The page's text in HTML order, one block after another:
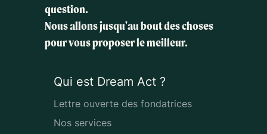
question.
Nous allons jusqu'au bout des choses
pour vous proposer le meilleur.
Qui est Dream Act ?
Lettre ouverte des fondatrices
Nos services